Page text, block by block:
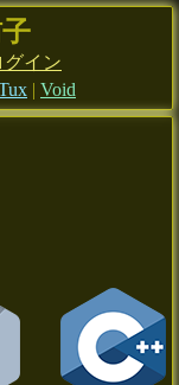
グイン
| Void